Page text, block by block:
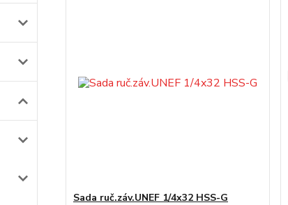
Sada ruč.záv.UNEF 1/4x32 HSS-G